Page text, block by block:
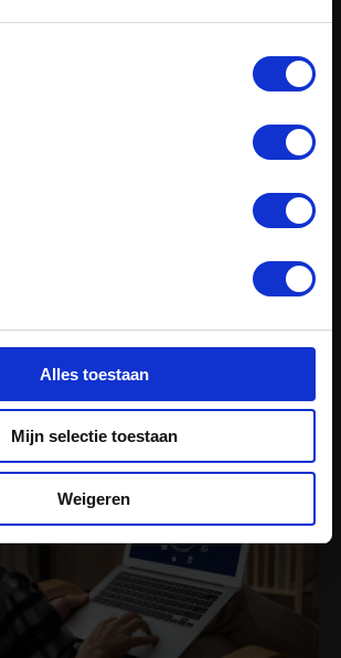
Alles toestaan
Mijn selectie toestaan
Weigeren